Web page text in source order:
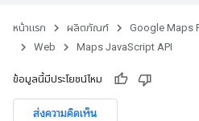
หน้าแรก ผลิตภัณฑ์ Google Maps
Web
Maps JavaScript API
ข้อมูลนี้มีประโยชน์ไหม
ส่งความคิดเห็น